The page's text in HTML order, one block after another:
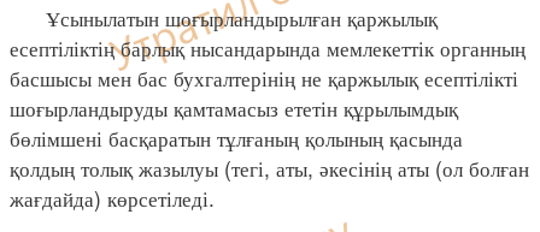
Ұсынылатын шоғырландырылған қаржылық
есептіліктің барлық нысандарында мемлекеттік органның
басшысы мен бас бухгалтерінің не қаржылық есептілікті
шоғырландыруды қамтамасыз ететін құрылымдық
бөлімшені басқаратын тұлғаның қолының қасында
қолдың толық жазылуы (тегі, аты, әкесінің аты (ол болған
жағдайда) көрсетіледі.